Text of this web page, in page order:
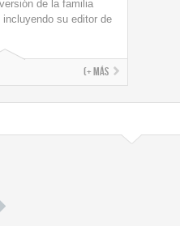
de la familia
su editor de
(+ más